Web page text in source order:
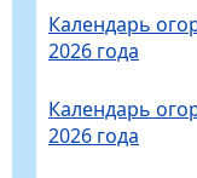
Календарь
2026 года
Календарь
2026 года